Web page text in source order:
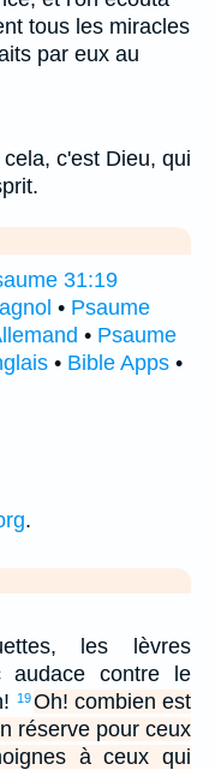
tous les miracles
par eux au
c'est Dieu, qui
31:19
• Psaume
• Psaume
• Bible Apps •
.
les lèvres
audace contre le
19Oh! combien est
réserve pour ceux
à ceux qui